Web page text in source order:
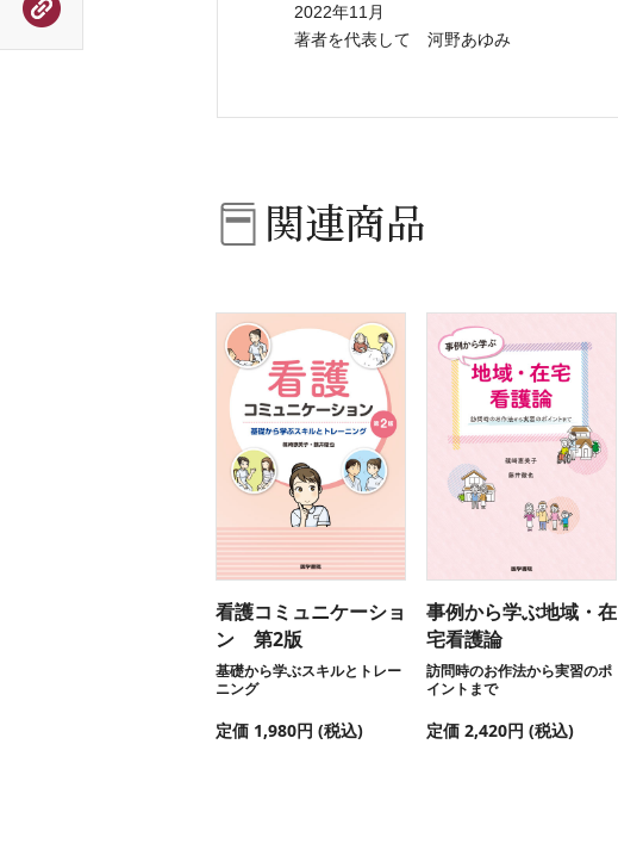
2022年11月
著者を代表して 河野あゆみ
関連商品
看護コミュニケーショ
ン 第2版
基礎から学ぶスキルとトレー
ニング
定価 1,980円 (税込)
事例から学ぶ地域・在
宅看護論
訪問時のお作法から実習のポ
イントまで
定価 2,420円 (税込)